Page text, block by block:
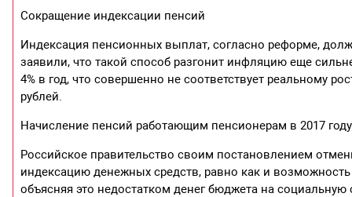
Сокращение индексации пенсий
Индексация пенсионных выплат, согласно реформе,
заявили, что такой способ разгонит инфляцию еще
4% в год, что совершенно не соответствует реальному
рублей.
Начисление пенсий работающим пенсионерам в 2017 году
Российское правительство своим постановлением
индексацию денежных средств, равно как и
объясняя это недостатком денег бюджета на